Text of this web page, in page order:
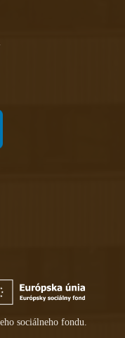
v novom tabe)
(otvára sa v novom tabe)
sociálneho fondu.